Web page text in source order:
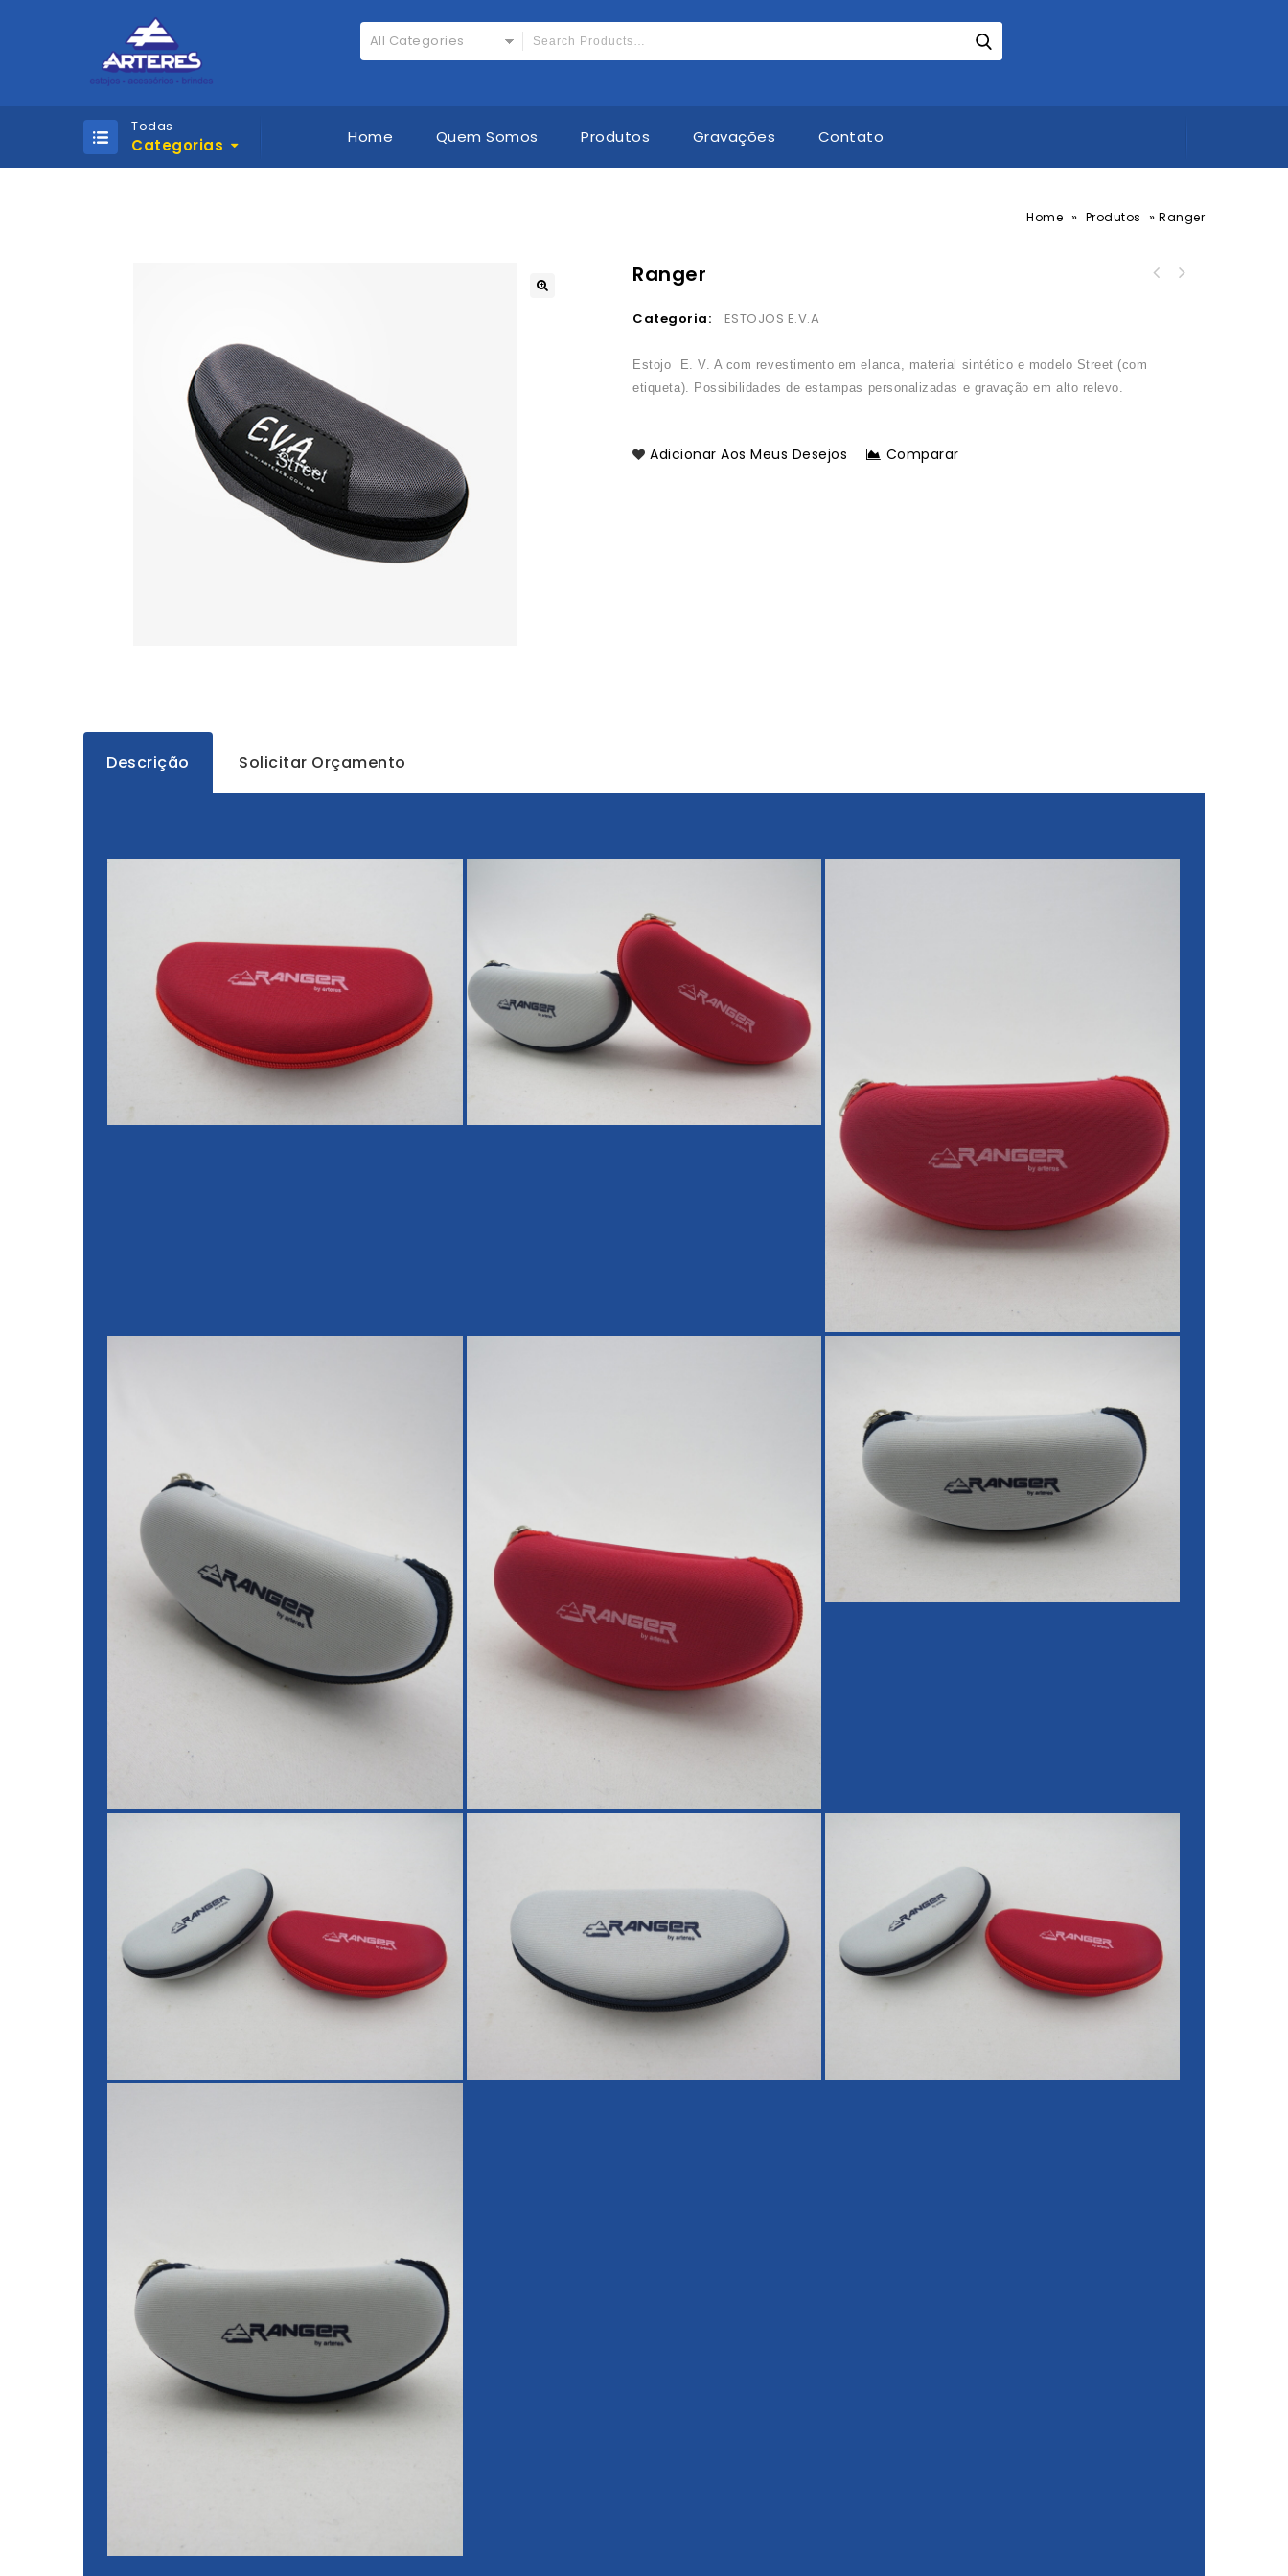
All Categories
Todas
Categorias Home Quem Somos Produtos Gravações Contato
Home » Produtos » Ranger
Ranger
Categoria: ESTOJOS E.V.A
Estojo E. V. A com revestimento em elanca, material sintético e modelo Street (com
etiqueta). Possibilidades de estampas personalizadas e gravação em alto relevo.
Adicionar Aos Meus Desejos Comparar
Descrição Solicitar Orçamento